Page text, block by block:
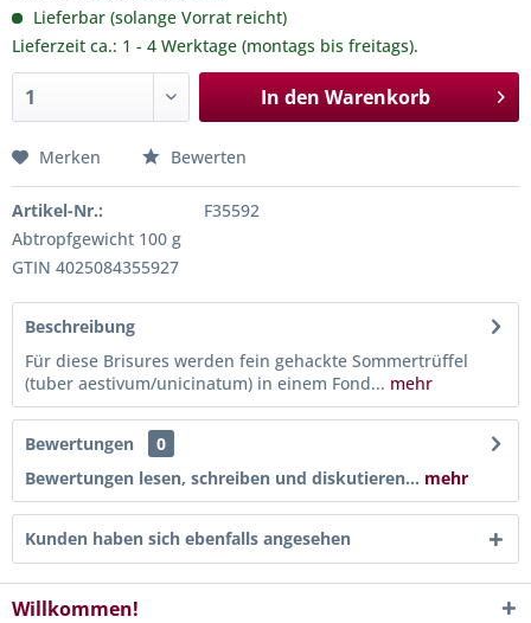
Lieferbar (solange Vorrat reicht)
Lieferzeit ca.: 1 - 4 Werktage (montags bis freitags).
In den Warenkorb
Merken Bewerten
Artikel-Nr.:
F35592
Abtropfgewicht 100 g
GTIN 4025084355927
Beschreibung
Für diese Brisures werden fein gehackte Sommertrüffel
(tuber aestivum/unicinatum) in einem Fond... mehr
Bewertungen
0
Bewertungen lesen, schreiben und diskutieren... mehr
Kunden haben sich ebenfalls angesehen
Willkommen!